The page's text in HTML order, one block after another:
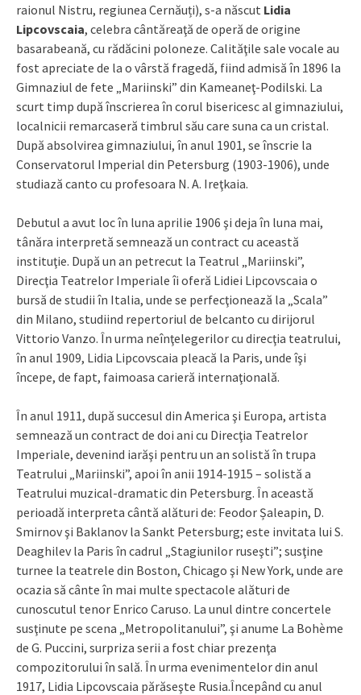
raionul Nistru, regiunea Cernăuți), s-a născut Lidia
Lipcovscaia, celebra cântăreaţă de operă de origine
basarabeană, cu rădăcini poloneze. Calităţile sale vocale au
fost apreciate de la o vârstă fragedă, fiind admisă în 1896 la
Gimnaziul de fete „Mariinski” din Kameaneţ-Podilski. La
scurt timp după înscrierea în corul bisericesc al gimnaziului,
localnicii remarcaseră timbrul său care suna ca un cristal.
După absolvirea gimnaziului, în anul 1901, se înscrie la
Conservatorul Imperial din Petersburg (1903-1906), unde
studiază canto cu profesoara N. A. Ireţkaia.
Debutul a avut loc în luna aprilie 1906 şi deja în luna mai,
tânăra interpretă semnează un contract cu această
instituţie. După un an petrecut la Teatrul „Mariinski”,
Direcţia Teatrelor Imperiale îi oferă Lidiei Lipcovscaia o
bursă de studii în Italia, unde se perfecţionează la „Scala”
din Milano, studiind repertoriul de belcanto cu dirijorul
Vittorio Vanzo. În urma neînţelegerilor cu direcţia teatrului,
în anul 1909, Lidia Lipcovscaia pleacă la Paris, unde îşi
începe, de fapt, faimoasa carieră internaţională.
În anul 1911, după succesul din America şi Europa, artista
semnează un contract de doi ani cu Direcţia Teatrelor
Imperiale, devenind iarăşi pentru un an solistă în trupa
Teatrului „Mariinski”, apoi în anii 1914-1915 – solistă a
Teatrului muzical-dramatic din Petersburg. În această
perioadă interpreta cântă alături de: Feodor Șaleapin, D.
Smirnov şi Baklanov la Sankt Petersburg; este invitata lui S.
Deaghilev la Paris în cadrul „Stagiunilor ruseşti”; susţine
turnee la teatrele din Boston, Chicago şi New York, unde are
ocazia să cânte în mai multe spectacole alături de
cunoscutul tenor Enrico Caruso. La unul dintre concertele
susţinute pe scena „Metropolitanului”, şi anume La Bohème
de G. Puccini, surpriza serii a fost chiar prezenţa
compozitorului în sală. În urma evenimentelor din anul
1917, Lidia Lipcovscaia părăseşte Rusia.Începând cu anul